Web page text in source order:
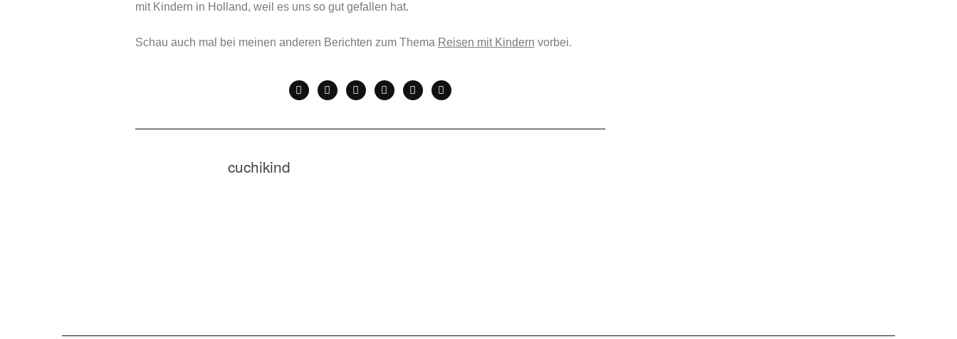
mit Kindern in Holland, weil es uns so gut gefallen hat.
Schau auch mal bei meinen anderen Berichten zum Thema Reisen mit Kindern vorbei.
cuchikind